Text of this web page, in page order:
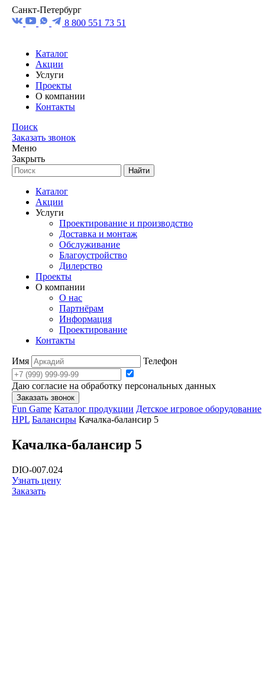
Санкт-Петербург
8 800 551 73 51
Каталог
Акции
Услуги
Проекты
О компании
Контакты
Поиск
Заказать звонок
Меню
Закрыть
Найти
Каталог
Акции
Услуги
Проектирование и производство
Доставка и монтаж
Обслуживание
Благоустройство
Дилерство
Проекты
О компании
О нас
Партнёрам
Информация
Проектирование
Контакты
Имя Телефон
Даю согласие на обработку персональных данных
Заказать звонок
Fun Game Каталог продукции Детское игровое оборудование
HPL Балансиры Качалка-балансир 5
Качалка-балансир 5
DIO-007.024
Узнать цену
Заказать